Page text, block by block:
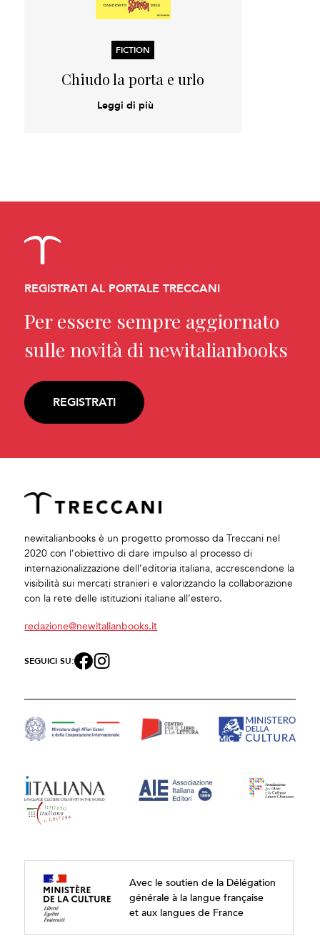
FICTION
Chiudo la porta e urlo
Leggi di più
REGISTRATI AL PORTALE TRECCANI
Per essere sempre aggiornato
sulle novità di newitalianbooks
REGISTRATI
newitalianbooks è un progetto promosso da Treccani nel
2020 con l’obiettivo di dare impulso al processo di
internazionalizzazione dell’editoria italiana, accrescendone la
visibilità sui mercati stranieri e valorizzando la collaborazione
con la rete delle istituzioni italiane all’estero.
redazione@newitalianbooks.it
SEGUICI SU:
Avec le soutien de la Délégation
générale à la langue française
et aux langues de France